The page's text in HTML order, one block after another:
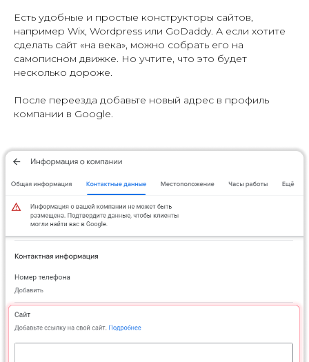
Есть удобные и простые конструкторы сайтов,
например Wix, Wordpress или GoDaddy. А если хотите
сделать сайт «на века», можно собрать его на
самописном движке. Но учтите, что это будет
несколько дороже.
После переезда добавьте новый адрес в профиль
компании в Google.